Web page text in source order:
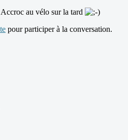
au vélo sur la tard
pour participer à la conversation.